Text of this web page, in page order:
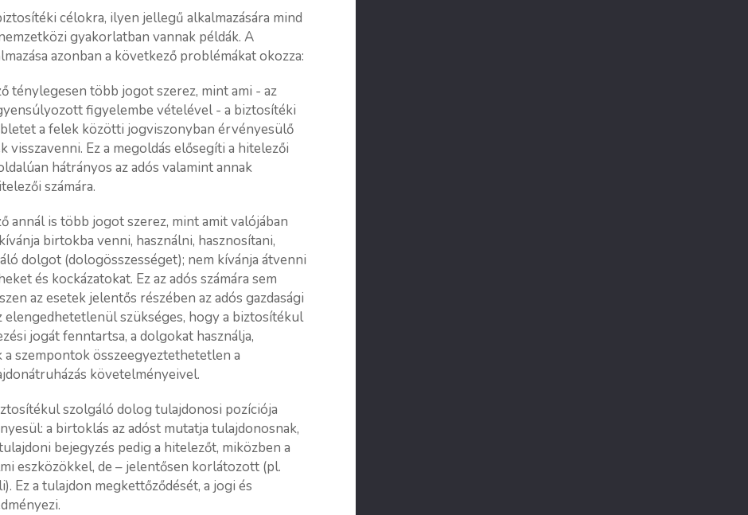
célokra, ilyen jellegű alkalmazására mind
gyakorlatban vannak példák. A
azonban a következő problémákat okozza:
ténylegesen több jogot szerez, mint ami - az
figyelembe vételével - a biztosítéki
a felek közötti jogviszonyban érvényesülő
Ez a megoldás elősegíti a hitelezői
hátrányos az adós valamint annak
számára.
annál is több jogot szerez, mint amit valójában
birtokba venni, használni, hasznosítani,
dolgot (dologösszességet); nem kívánja átvenni
és kockázatokat. Ez az adós számára sem
az esetek jelentős részében az adós gazdasági
szükséges, hogy a biztosítékul
jogát fenntartsa, a dolgokat használja,
szempontok összeegyeztethetetlen a
követelményeivel.
szolgáló dolog tulajdonosi pozíciója
a birtoklás az adóst mutatja tulajdonosnak,
bejegyzés pedig a hitelezőt, miközben a
eszközökkel, de – jelentősen korlátozott (pl.
Ez a tulajdon megkettőződését, a jogi és